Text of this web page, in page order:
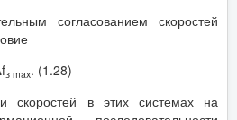
согласованием скоростей
з max. (1.28)
скоростей в этих системах на